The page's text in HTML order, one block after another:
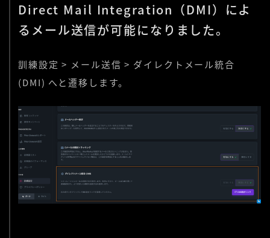
Direct Mail Integration（DMI）によ
るメール送信が可能になりました。
訓練設定 > メール送信 > ダイレクトメール統合
(DMI) へと遷移します。